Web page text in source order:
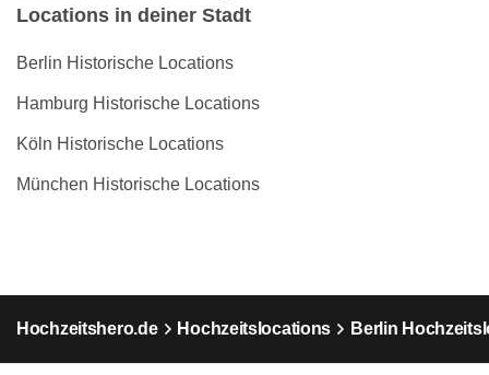
Locations in deiner Stadt
Berlin Historische Locations
Hamburg Historische Locations
Köln Historische Locations
München Historische Locations
Hochzeitshero.de Hochzeitslocations Berlin